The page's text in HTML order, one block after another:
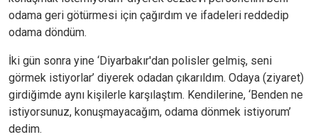
odama geri götürmesi için çağırdım ve ifadeleri reddedip
odama döndüm.
İki gün sonra yine ‘Diyarbakır'dan polisler gelmiş, seni
görmek istiyorlar’ diyerek odadan çıkarıldım. Odaya (ziyaret)
girdiğimde aynı kişilerle karşılaştım. Kendilerine, ‘Benden ne
istiyorsunuz, konuşmayacağım, odama dönmek istiyorum’
dedim.